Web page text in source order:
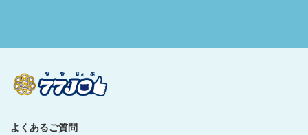
よくあるご質問